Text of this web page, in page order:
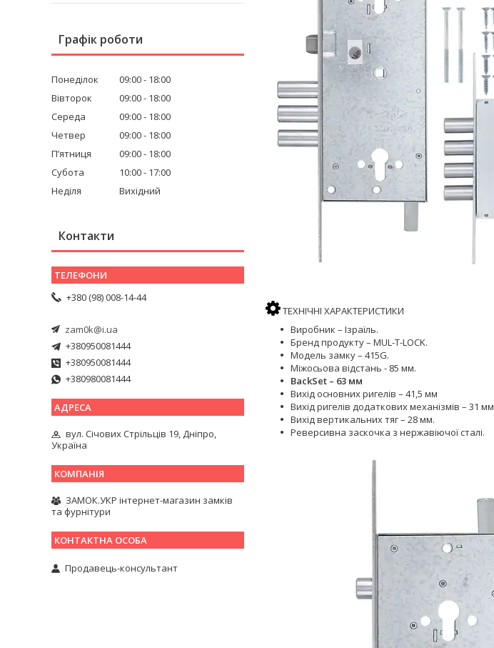
ТЕХНІЧНІ ХАРАКТЕРИСТИКИ
Виробник – Ізраїль.
Бренд продукту – MUL-T-LOCK.
Модель замку – 415G.
Міжосьова відстань - 85 мм.
BackSet – 63 мм
Вихід основних ригелів – 41,5 мм
Вихід ригелів додаткових механізмів – 31 мм
Вихід вертикальних тяг – 28 мм.
Реверсивна заскочка з нержавіючої сталі.
Графік роботи
Понеділок 09:00
18:00
Вівторок
09:00
18:00
Середа
09:00
18:00
Четвер
09:00
18:00
Пʼятниця
09:00
18:00
Субота
10:00
17:00
Неділя
Вихідний
Контакти
+380 (98) 008-14-44
zam0k@i.ua
+380950081444
+380950081444
+380980081444
вул. Січових Стрільців 19, Дніпро,
Україна
ЗАМОК.УКР інтернет-магазин замків
та фурнітури
Продавець-консультант